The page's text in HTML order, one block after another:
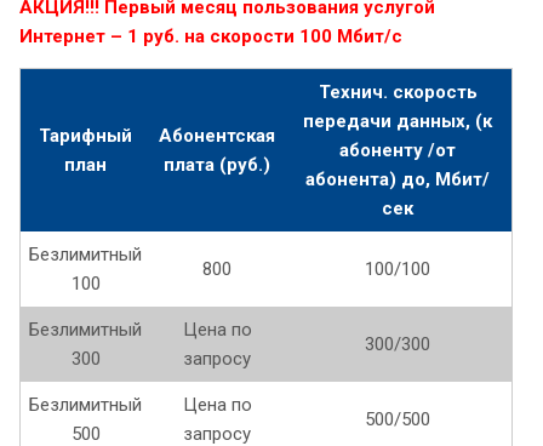
АКЦИЯ!!! Первый месяц пользования услугой
Интернет – 1 руб. на скорости 100 Мбит/с
Тарифный
план
Абонентская
плата (руб.)
Технич. скорость
передачи данных, (к
абоненту /от
абонента) до, Мбит/
сек
Безлимитный
100
800 100/100
Безлимитный
300
Цена по
запросу
300/300
Безлимитный
500
Цена по
запросу
500/500